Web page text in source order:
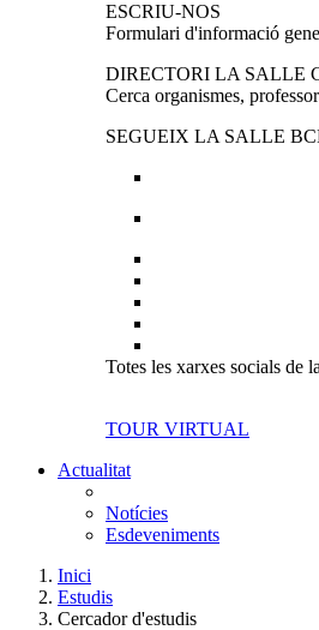
ESCRIU-NOS
Formulari d'informació
DIRECTORI LA SALLE
Cerca organismes,
SEGUEIX LA SALLE
Totes les xarxes socials de
TOUR VIRTUAL
Actualitat
Notícies
Esdeveniments
Inici
Estudis
Cercador d'estudis